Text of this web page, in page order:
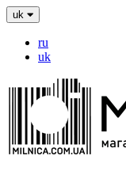
uk
ru
uk